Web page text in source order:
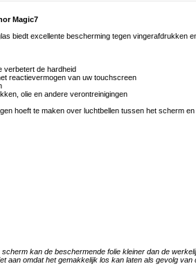
Magic7
biedt excellente bescherming tegen vingerafdrukken
verbetert de hardheid
reactievermogen van uw touchscreen
olie en andere verontreinigingen
hoeft te maken over luchtbellen tussen het scherm en
kan de beschermende folie kleiner dan de
aan omdat het gemakkelijk los kan laten als gevolg